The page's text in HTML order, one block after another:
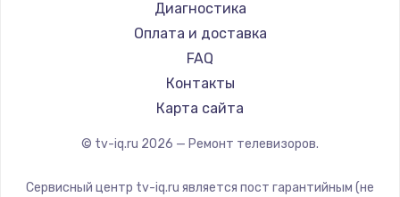
Замена видеокарты
1600 руб.
Заказать
Ремонт разъема питания
880 руб.
Заказать
Hyundai
Doffler
Hiper
Grundig
HITACHI
Диагностика
Оплата и доставка
FAQ
Контакты
Карта сайта
© tv-iq.ru 2026 — Ремонт телевизоров.
Сервисный центр tv-iq.ru является пост гарантийным (не